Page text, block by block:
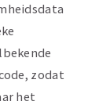
zodat
het